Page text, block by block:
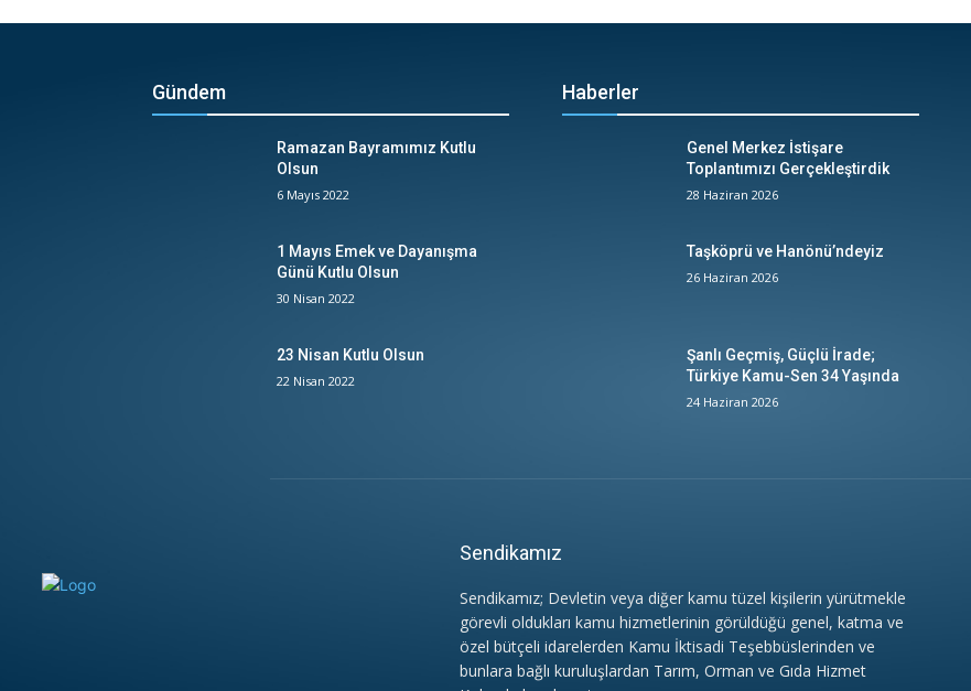
Gündem
Ramazan Bayramımız Kutlu
Olsun
6 Mayıs 2022
1 Mayıs Emek ve Dayanışma
Günü Kutlu Olsun
30 Nisan 2022
23 Nisan Kutlu Olsun
22 Nisan 2022
Haberler
Genel Merkez İstişare
Toplantımızı Gerçekleştirdik
28 Haziran 2026
Taşköprü ve Hanönü’ndeyiz
26 Haziran 2026
Şanlı Geçmiş, Güçlü İrade;
Türkiye Kamu-Sen 34 Yaşında
24 Haziran 2026
Sendikamız
Sendikamız; Devletin veya diğer kamu tüzel kişilerin yürütmekle
görevli oldukları kamu hizmetlerinin görüldüğü genel, katma ve
özel bütçeli idarelerden Kamu İktisadi Teşebbüslerinden ve
bunlara bağlı kuruluşlardan Tarım, Orman ve Gıda Hizmet